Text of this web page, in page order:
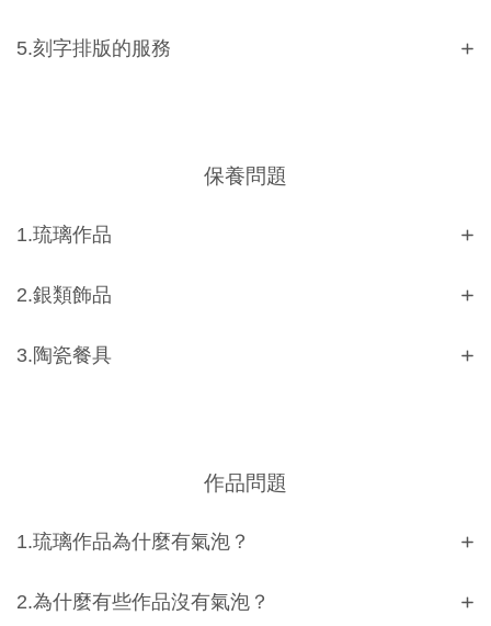
5.刻字排版的服務
保養問題
1.琉璃作品
2.銀類飾品
3.陶瓷餐具
作品問題
1.琉璃作品為什麼有氣泡？
2.為什麼有些作品沒有氣泡？